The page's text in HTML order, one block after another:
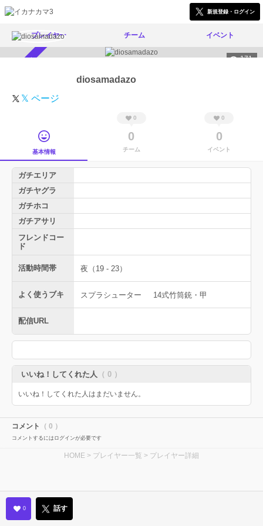
新規登録・ログイン
プレイヤー チーム イベント
171
diosamadazo
𝕏 ページ
基本情報
0
0
チーム
0
0
イベント
ガチエリア
ガチヤグラ
ガチホコ
ガチアサリ
フレンドコー
ド
活動時間帯 夜（19 - 23）
よく使うブキ スプラシューター 14式竹筒銃・甲
配信URL
いいね！してくれた人 （ 0 ）
いいね！してくれた人はまだいません。
コメント （ 0 ）
コメントするにはログインが必要です
HOME > プレイヤー一覧 > プレイヤー詳細
0 話す